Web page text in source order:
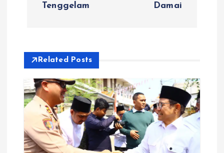
p
o
s
Tenggelam
Damai
Related Posts